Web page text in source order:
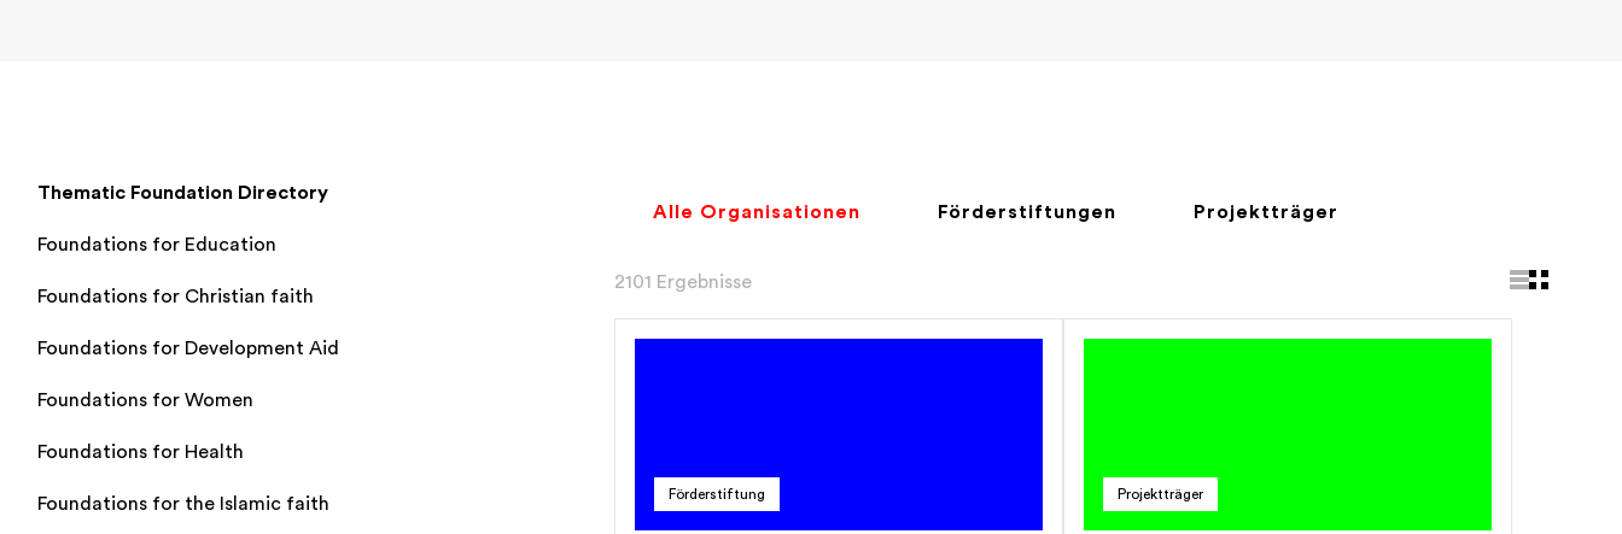
Thematic Foundation Directory
Foundations for Education
Foundations for Christian faith
Foundations for Development Aid
Foundations for Women
Foundations for Health
Foundations for the Islamic faith
Alle Organisationen Förderstiftungen Projektträger
2101 Ergebnisse
Förderstiftung Projektträger